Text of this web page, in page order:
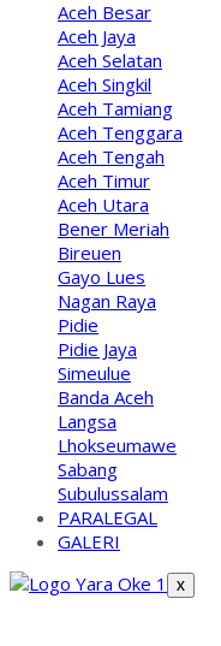
Aceh Besar
Aceh Jaya
Aceh Selatan
Aceh Singkil
Aceh Tamiang
Aceh Tenggara
Aceh Tengah
Aceh Timur
Aceh Utara
Bener Meriah
Bireuen
Gayo Lues
Nagan Raya
Pidie
Pidie Jaya
Simeulue
Banda Aceh
Langsa
Lhokseumawe
Sabang
Subulussalam
PARALEGAL
GALERI
X